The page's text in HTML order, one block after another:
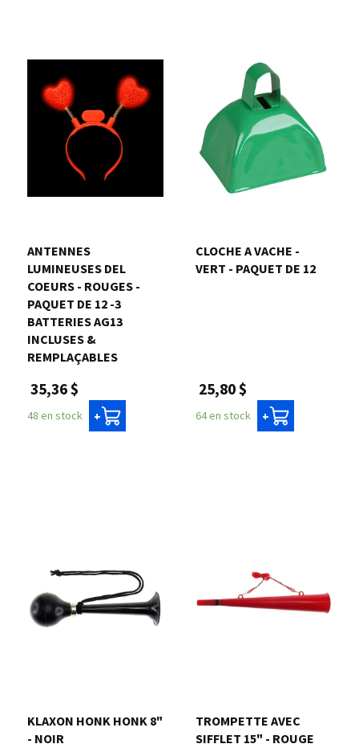
ANTENNES
LUMINEUSES DEL
COEURS - ROUGES -
PAQUET DE 12 -3
BATTERIES AG13
INCLUSES &
REMPLAÇABLES
35,36 $
48 en stock +
CLOCHE A VACHE -
VERT - PAQUET DE 12
25,80 $
64 en stock +
KLAXON HONK HONK 8"
- NOIR
TROMPETTE AVEC
SIFFLET 15" - ROUGE